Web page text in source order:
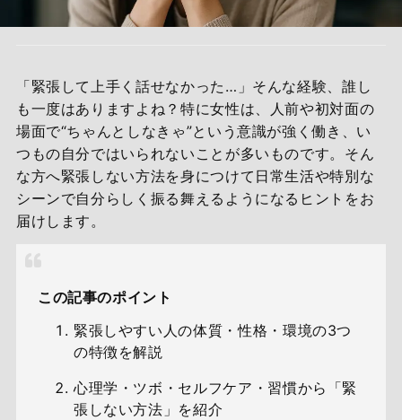
「緊張して上手く話せなかった…」そんな経験、誰し
も一度はありますよね？特に女性は、人前や初対面の
場面で“ちゃんとしなきゃ”という意識が強く働き、い
つもの自分ではいられないことが多いものです。そん
な方へ緊張しない方法を身につけて日常生活や特別な
シーンで自分らしく振る舞えるようになるヒントをお
届けします。
この記事のポイント
緊張しやすい人の体質・性格・環境の3つ
の特徴を解説
心理学・ツボ・セルフケア・習慣から「緊
張しない方法」を紹介